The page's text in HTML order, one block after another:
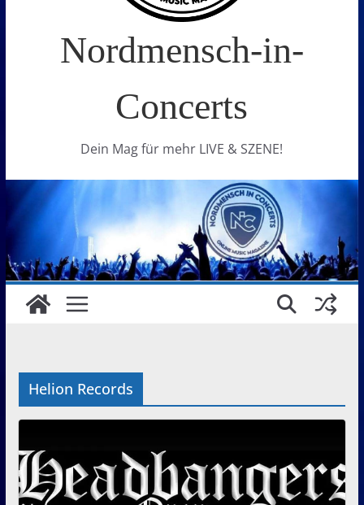
Nordmensch-in-
Concerts
Dein Mag für mehr LIVE & SZENE!
Helion Records